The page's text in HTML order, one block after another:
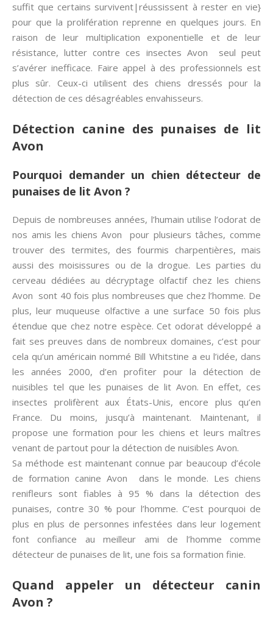
suffit que certains survivent|réussissent à rester en vie}
pour que la prolifération reprenne en quelques jours. En
raison de leur multiplication exponentielle et de leur
résistance, lutter contre ces insectes Avon seul peut
s’avérer inefficace. Faire appel à des professionnels est
plus sûr. Ceux-ci utilisent des chiens dressés pour la
détection de ces désagréables envahisseurs.
Détection canine des punaises de lit
Avon
Pourquoi demander un chien détecteur de
punaises de lit Avon ?
Depuis de nombreuses années, l’humain utilise l’odorat de
nos amis les chiens Avon pour plusieurs tâches, comme
trouver des termites, des fourmis charpentières, mais
aussi des moisissures ou de la drogue. Les parties du
cerveau dédiées au décryptage olfactif chez les chiens
Avon sont 40 fois plus nombreuses que chez l’homme. De
plus, leur muqueuse olfactive a une surface 50 fois plus
étendue que chez notre espèce. Cet odorat développé a
fait ses preuves dans de nombreux domaines, c’est pour
cela qu’un américain nommé Bill Whitstine a eu l’idée, dans
les années 2000, d’en profiter pour la détection de
nuisibles tel que les punaises de lit Avon. En effet, ces
insectes prolifèrent aux États-Unis, encore plus qu’en
France. Du moins, jusqu’à maintenant. Maintenant, il
propose une formation pour les chiens et leurs maîtres
venant de partout pour la détection de nuisibles Avon.
Sa méthode est maintenant connue par beaucoup d’école
de formation canine Avon dans le monde. Les chiens
renifleurs sont fiables à 95 % dans la détection des
punaises, contre 30 % pour l’homme. C’est pourquoi de
plus en plus de personnes infestées dans leur logement
font confiance au meilleur ami de l’homme comme
détecteur de punaises de lit, une fois sa formation finie.
Quand appeler un détecteur canin
Avon ?